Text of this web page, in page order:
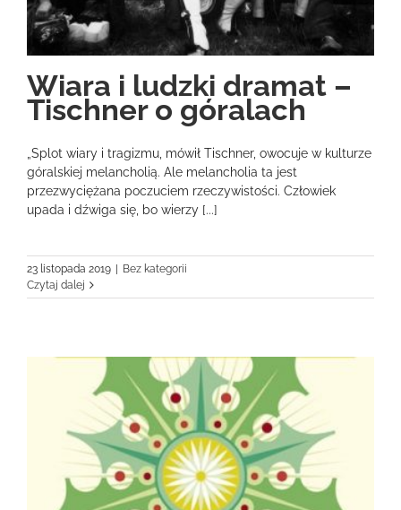
Wiara i ludzki dramat –
Tischner o góralach
„Splot wiary i tragizmu, mówił Tischner, owocuje w kulturze
góralskiej melancholią. Ale melancholia ta jest
przezwyciężana poczuciem rzeczywistości. Człowiek
upada i dźwiga się, bo wierzy [...]
23 listopada 2019
Bez kategorii
Czytaj dalej